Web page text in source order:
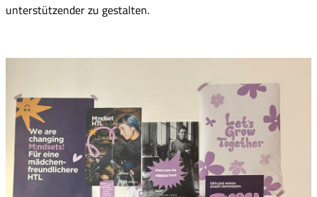
unterstützender zu gestalten.